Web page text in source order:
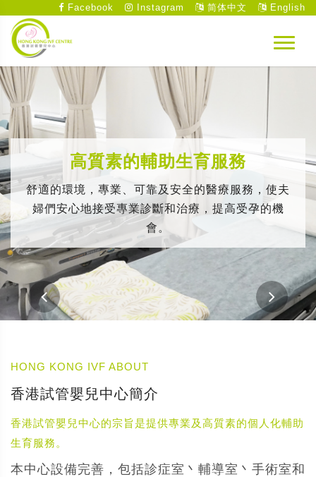
Facebook Instagram 简体中文 English
高質素的輔助生育服務
舒適的環境，專業、可靠及安全的醫療服務，使夫
婦們安心地接受專業診斷和治療，提高受孕的機
會。
HONG KONG IVF ABOUT
香港試管嬰兒中心簡介
香港試管嬰兒中心的宗旨是提供專業及高質素的個人化輔助
生育服務。
本中心設備完善，包括診症室丶輔導室丶手術室和